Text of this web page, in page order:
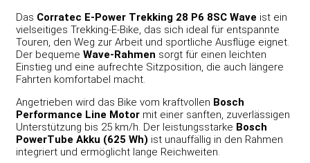
Das Corratec E-Power Trekking 28 P6 8SC Wave ist ein
vielseitiges Trekking-E-Bike, das sich ideal für entspannte
Touren, den Weg zur Arbeit und sportliche Ausflüge eignet.
Der bequeme Wave-Rahmen sorgt für einen leichten
Einstieg und eine aufrechte Sitzposition, die auch längere
Fahrten komfortabel macht.
Angetrieben wird das Bike vom kraftvollen Bosch
Performance Line Motor mit einer sanften, zuverlässigen
Unterstützung bis 25 km/h. Der leistungsstarke Bosch
PowerTube Akku (625 Wh) ist unauffällig in den Rahmen
integriert und ermöglicht lange Reichweiten.